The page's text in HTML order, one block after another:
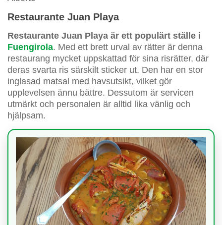
Restaurante Juan Playa
Restaurante Juan Playa är ett populärt ställe i
Fuengirola. Med ett brett urval av rätter är denna
restaurang mycket uppskattad för sina risrätter, där
deras svarta ris särskilt sticker ut. Den har en stor
inglasad matsal med havsutsikt, vilket gör
upplevelsen ännu bättre. Dessutom är servicen
utmärkt och personalen är alltid lika vänlig och
hjälpsam.